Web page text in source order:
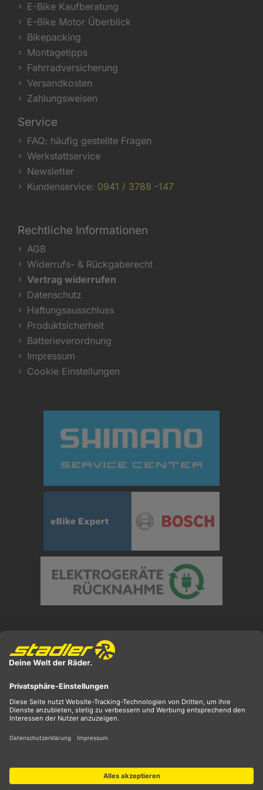
E-Bike Kaufberatung
E-Bike Motor Überblick
Bikepacking
Montagetipps
Fahrradversicherung
Versandkosten
Zahlungsweisen
Service
FAQ: häufig gestellte Fragen
Werkstattservice
Newsletter
Kundenservice: 0941 / 3788 -147
Rechtliche Informationen
AGB
Widerrufs- & Rückgaberecht
Vertrag widerrufen
Datenschutz
Haftungsausschluss
Produktsicherheit
Batterieverordnung
Impressum
Cookie Einstellungen
** ehemaliger UVP